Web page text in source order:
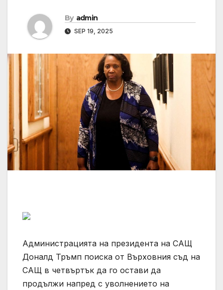
By admin
SEP 19, 2025
Администрацията на президента на САЩ
Доналд Тръмп поиска от Върховния съд на
САЩ в четвъртък да го остави да
продължи напред с уволнението на